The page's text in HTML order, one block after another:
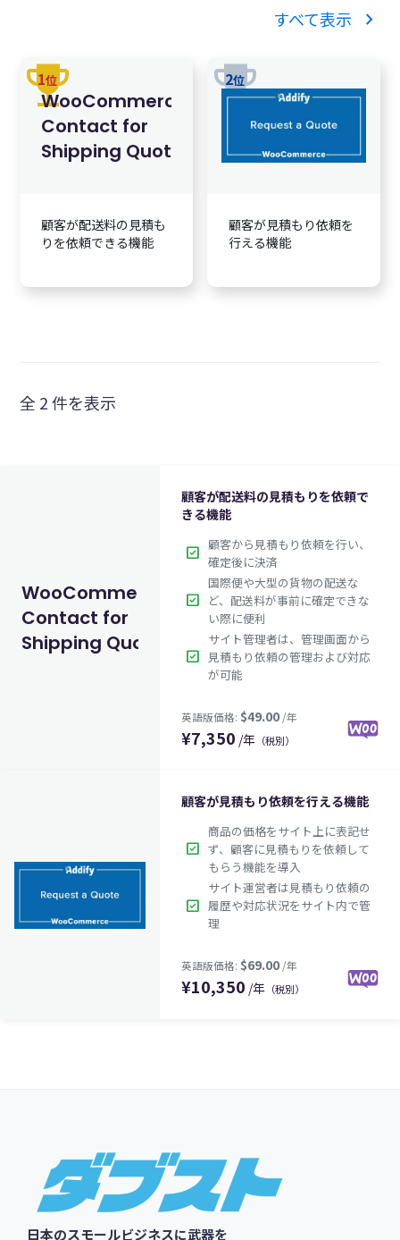
すべて表示 chevron_right
trophy
1位
WooCommerce
Contact for
Shipping Quote
顧客が配送料の見積も
りを依頼できる機能
trophy
2位
顧客が見積もり依頼を
行える機能
全 2 件を表示
WooCommerce
Contact for
Shipping Quote
顧客が配送料の見積もりを依頼で
きる機能
check_box 顧客から見積もり依頼を行い、
確定後に決済
check_box
国際便や大型の貨物の配送な
ど、配送料が事前に確定できな
い際に便利
check_box
サイト管理者は、管理画面から
見積もり依頼の管理および対応
が可能
英語版価格:$49.00 /年
¥7,350 /年 （税別）
顧客が見積もり依頼を行える機能
check_box
商品の価格をサイト上に表記せ
ず、顧客に見積もりを依頼して
もらう機能を導入
check_box
サイト運営者は見積もり依頼の
履歴や対応状況をサイト内で管
理
¥10,350 /年 （税別）
Footer
日本のスモールビジネスに武器を